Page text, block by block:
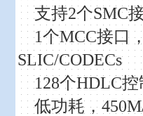
支持2个SMC
1个MCC接口
SLIC/CODECs
128个HDLC
低功耗，